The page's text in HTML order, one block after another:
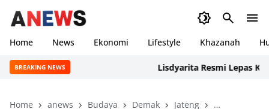
Home News Ekonomi Lifestyle Khazanah
BREAKING NEWS Lisdyarita Resmi Lepas
Home anews Budaya Demak Jateng Nasional